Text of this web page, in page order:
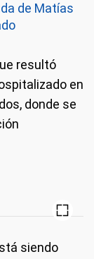
de Matías
resultó
en
donde se
siendo